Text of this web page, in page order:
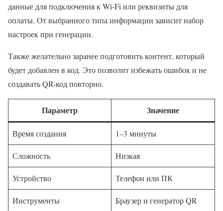
данные для подключения к Wi-Fi или реквизиты для
оплаты. От выбранного типа информации зависит набор
настроек при генерации.
Также желательно заранее подготовить контент, который
будет добавлен в код. Это позволит избежать ошибок и не
создавать QR-код повторно.
Параметр Значение
Время создания 1–3 минуты
Сложность Низкая
Устройство Телефон или ПК
Инструменты Браузер и генератор QR